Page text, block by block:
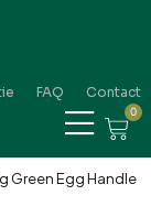
FAQ Contact
0
Green Egg Handle